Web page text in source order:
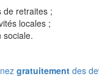
de retraites ;
locales ;
sociale.
gratuitement des